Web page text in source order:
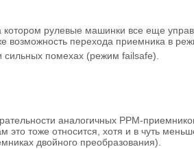
котором рулевые машинки все еще
возможность перехода приемника в
сильных помехах (режим failsafe).
аналогичных PPM-
тоже относится, хотя и в чуть
двойного преобразования).